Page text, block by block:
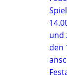
und
den